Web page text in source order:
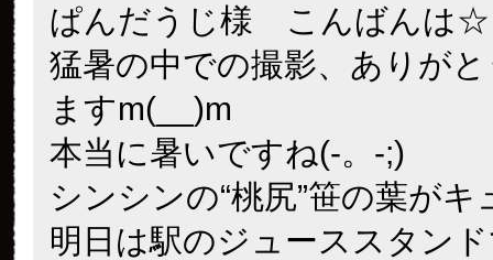
ぱんだうじ様 こんばんは☆
猛暑の中での撮影、ありが
ますm(__)m
本当に暑いですね(-。-;)
シンシンの“桃尻”笹の葉がキ
明日は駅のジューススタン